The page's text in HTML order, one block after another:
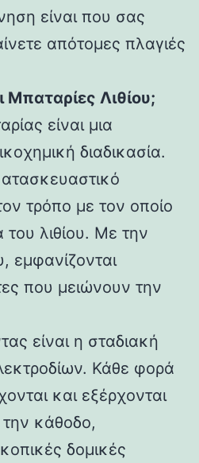
είναι που σας
απότομες πλαγιές
Μπαταρίες Λιθίου;
είναι μια
διαδικασία.
τρόπο με τον οποίο
του λιθίου. Με την
εμφανίζονται
που μειώνουν την
είναι η σταδιακή
Κάθε φορά
και εξέρχονται
κάθοδο,
δομικές